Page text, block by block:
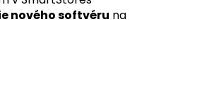
nového softvéru na